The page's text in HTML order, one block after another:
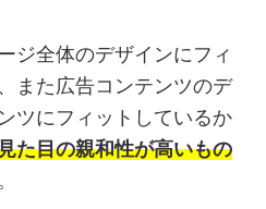
ジ全体のデザインにフィ
また広告コンテンツのデ
ツにフィットしているか
た目の親和性が高いもの